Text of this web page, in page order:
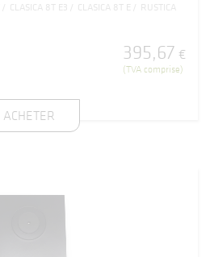
CLASICA 8T E3 CLASICA 8T E
RUSTICA
395,67 €
(TVA comprise)
ACHETER